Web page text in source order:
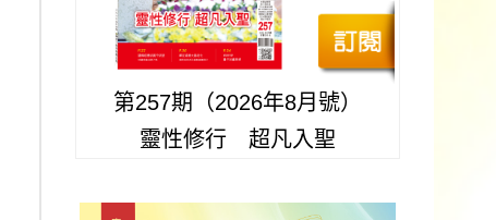
第257期（2026年8月號）
靈性修行 超凡入聖